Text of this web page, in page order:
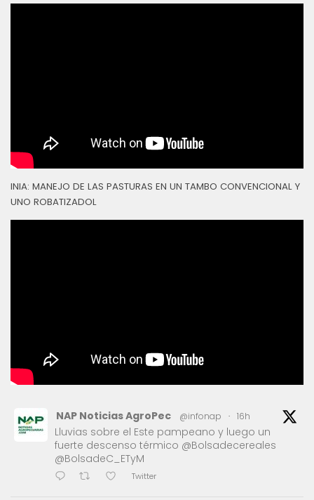
INIA: MANEJO DE LAS PASTURAS EN UN TAMBO CONVENCIONAL Y
UNO ROBATIZADOL
NAP Noticias AgroPec @infonap · 16h
Lluvias sobre el Este pampeano y luego un
fuerte descenso térmico @Bolsadecereales
@BolsadeC_ETyM
Twitter